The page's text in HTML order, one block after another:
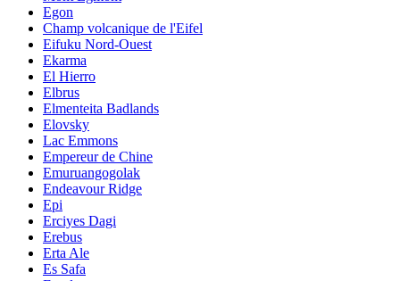
Egon
Champ volcanique de l'Eifel
Eifuku Nord-Ouest
Ekarma
El Hierro
Elbrus
Elmenteita Badlands
Elovsky
Lac Emmons
Empereur de Chine
Emuruangogolak
Endeavour Ridge
Epi
Erciyes Dagi
Erebus
Erta Ale
Es Safa